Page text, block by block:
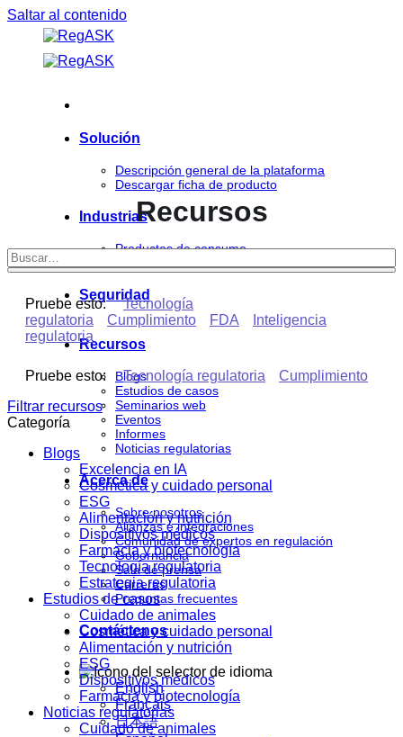
Saltar al contenido
Solución
Descripción general de la plataforma
Descargar ficha de producto
Industrias
Productos de consumo
Seguridad
Recursos
Blogs
Estudios de casos
Seminarios web
Eventos
Informes
Noticias regulatorias
Acerca de
Sobre nosotros
Alianzas e integraciones
Comunidad de expertos en regulación
Gobernancia
Sala de prensa
Carreras
Preguntas frecuentes
Contáctenos
English
Français
日本語
Recursos
Pruebe esto:
Tecnología
regulatoria
Cumplimiento FDA
Inteligencia
regulatoria
Pruebe esto: Tecnología regulatoria
Cumplimiento
Filtrar recursos
Categoría
Blogs
Excelencia en IA
Cosmética y cuidado personal
ESG
Alimentación y nutrición
Dispositivos médicos
Farmacia y biotecnología
Tecnología regulatoria
Estrategia regulatoria
Estudios de casos
Cuidado de animales
Cosmética y cuidado personal
Alimentación y nutrición
ESG
Dispositivos médicos
Farmacia y biotecnología
Noticias regulatorias
Cuidado de animales